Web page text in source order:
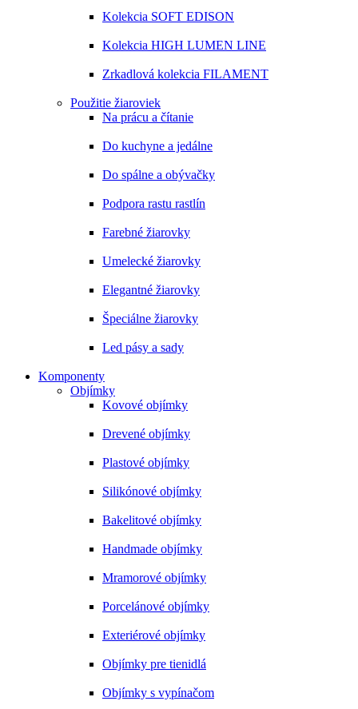
Kolekcia SOFT EDISON
Kolekcia HIGH LUMEN LINE
Zrkadlová kolekcia FILAMENT
Použitie žiaroviek
Na prácu a čítanie
Do kuchyne a jedálne
Do spálne a obývačky
Podpora rastu rastlín
Farebné žiarovky
Umelecké žiarovky
Elegantné žiarovky
Špeciálne žiarovky
Led pásy a sady
Komponenty
Objímky
Kovové objímky
Drevené objímky
Plastové objímky
Silikónové objímky
Bakelitové objímky
Handmade objímky
Mramorové objímky
Porcelánové objímky
Exteriérové objímky
Objímky pre tienidlá
Objímky s vypínačom